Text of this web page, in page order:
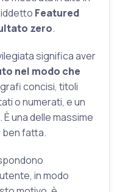
Featured
zero.
significa aver
nel modo che
concisi, titoli
o numerati, e un
una delle massime
ben fatta.
in modo